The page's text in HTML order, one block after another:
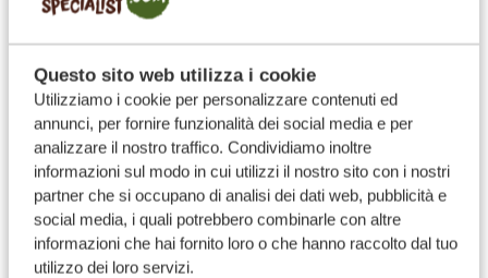
Questo sito web utilizza i cookie
Utilizziamo i cookie per personalizzare contenuti ed
annunci, per fornire funzionalità dei social media e per
analizzare il nostro traffico. Condividiamo inoltre
informazioni sul modo in cui utilizzi il nostro sito con i nostri
partner che si occupano di analisi dei dati web, pubblicità e
social media, i quali potrebbero combinarle con altre
informazioni che hai fornito loro o che hanno raccolto dal tuo
utilizzo dei loro servizi.